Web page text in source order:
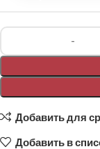
Alternative:
Добавить для
Добавить в